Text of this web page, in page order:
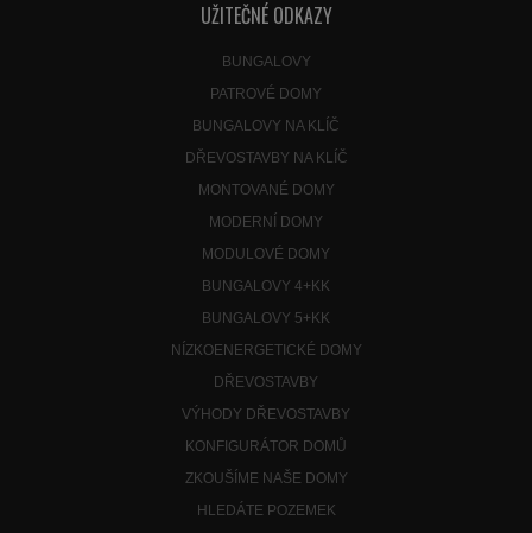
UŽITEČNÉ ODKAZY
BUNGALOVY
PATROVÉ DOMY
BUNGALOVY NA KLÍČ
DŘEVOSTAVBY NA KLÍČ
MONTOVANÉ DOMY
MODERNÍ DOMY
MODULOVÉ DOMY
BUNGALOVY 4+KK
BUNGALOVY 5+KK
NÍZKOENERGETICKÉ DOMY
DŘEVOSTAVBY
VÝHODY DŘEVOSTAVBY
KONFIGURÁTOR DOMŮ
ZKOUŠÍME NAŠE DOMY
HLEDÁTE POZEMEK